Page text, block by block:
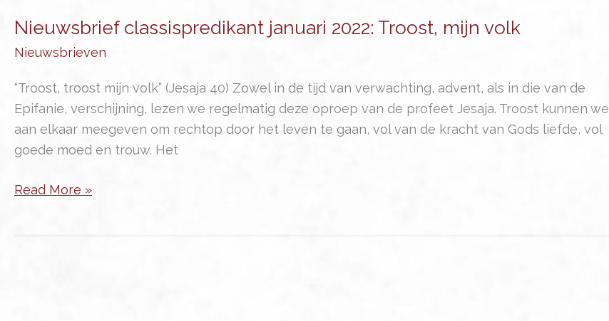
Nieuwsbrief classispredikant januari 2022: Troost, mijn volk
Nieuwsbrieven
“Troost, troost mijn volk” (Jesaja 40) Zowel in de tijd van verwachting, advent, als in die van de
Epifanie, verschijning, lezen we regelmatig deze oproep van de profeet Jesaja. Troost kunnen we
aan elkaar meegeven om rechtop door het leven te gaan, vol van de kracht van Gods liefde, vol
goede moed en trouw. Het
Nieuwsbrief
Read More »